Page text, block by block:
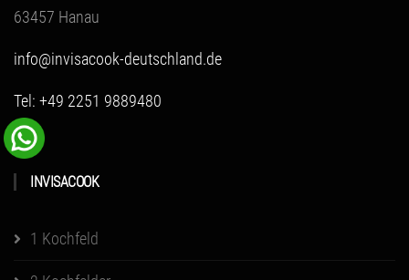
63457 Hanau
info@invisacook-deutschland.de
Tel: +49 2251 9889480
INVISACOOK
1 Kochfeld